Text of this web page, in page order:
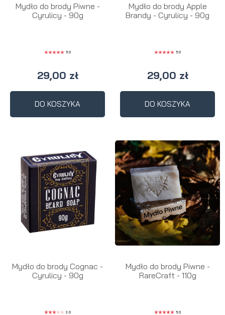
Mydło do brody Piwne -
Cyrulicy - 90g
5.0
29,00 zł
DO KOSZYKA
Mydło do brody Apple
Brandy - Cyrulicy - 90g
5.0
29,00 zł
DO KOSZYKA
Mydło do brody Cognac -
Cyrulicy - 90g
3.0
Mydło do brody Piwne -
RareCraft - 110g
5.0